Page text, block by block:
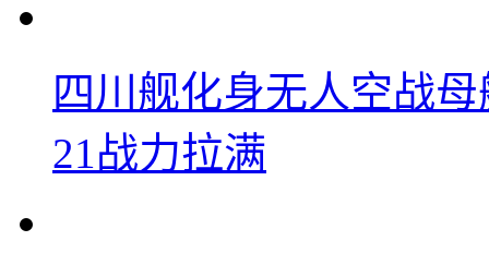
四川舰化身无人空战
21战力拉满